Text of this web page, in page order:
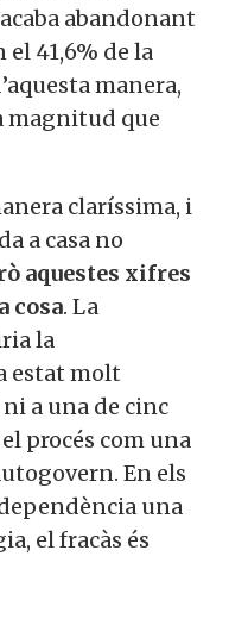
abandonant
el 41,6% de la
manera,
magnitud que
claríssima, i
a casa no
aquestes xifres
cosa. La
la
estat molt
a una de cinc
procés com una
En els
una
el fracàs és